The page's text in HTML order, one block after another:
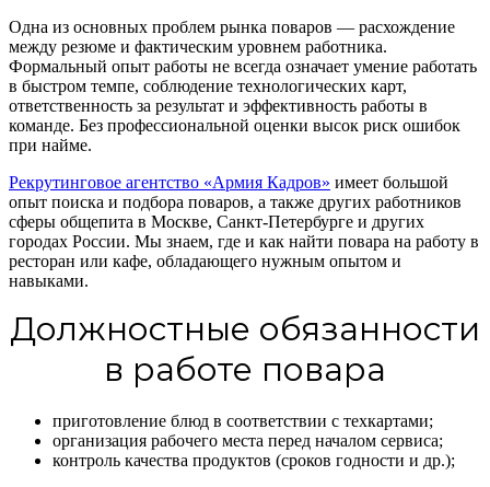
Одна из основных проблем рынка поваров — расхождение
между резюме и фактическим уровнем работника.
Формальный опыт работы не всегда означает умение работать
в быстром темпе, соблюдение технологических карт,
ответственность за результат и эффективность работы в
команде. Без профессиональной оценки высок риск ошибок
при найме.
Рекрутинговое агентство «Армия Кадров» имеет большой
опыт поиска и подбора поваров, а также других работников
сферы общепита в Москве, Санкт-Петербурге и других
городах России. Мы знаем, где и как найти повара на работу в
ресторан или кафе, обладающего нужным опытом и
навыками.
Должностные обязанности
в работе повара
приготовление блюд в соответствии с техкартами;
организация рабочего места перед началом сервиса;
контроль качества продуктов (сроков годности и др.);